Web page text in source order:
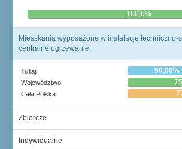
0,0% 100,0%
Mieszkania wyposażone w instalacje techniczno-
centralne ogrzewanie
Tutaj 50,00%
Województwo
Cała Polska
Zbiorcze
Indywidualne